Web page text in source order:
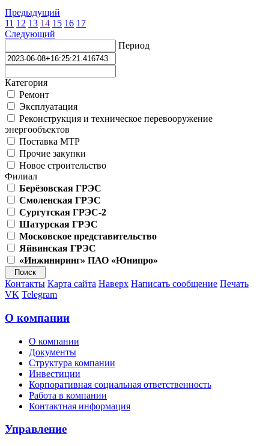
Предыдущий
11 12 13 14 15 16 17
Следующий
Период
Категория
Ремонт
Эксплуатация
Реконструкция и техническое перевооружение
энергообъектов
Поставка МТР
Прочие закупки
Новое строительство
Филиал
Берёзовская ГРЭС
Смоленская ГРЭС
Сургутская ГРЭС-2
Шатурская ГРЭС
Московское представительство
Яйвинская ГРЭС
«Инжиниринг» ПАО «Юнипро»
Контакты Карта сайта Наверх Написать сообщение Печать
VK Telegram
О компании
О компании
Документы
Структура компании
Инвестиции
Корпоративная социальная ответственность
Работа в компании
Контактная информация
Управление